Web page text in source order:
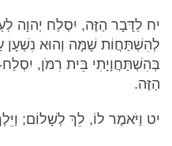
יח לַדָּבָר הַזֶּה, יִסְלַח יְהוָה
לְהִשְׁתַּחֲוֹת שָׁמָּה וְהוּא נִשְׁעָן
בְּהִשְׁתַּחֲוָיָתִי בֵּית רִמֹּן,
הַזֶּה.
יט וַיֹּאמֶר לוֹ, לֵךְ לְשָׁלוֹם;